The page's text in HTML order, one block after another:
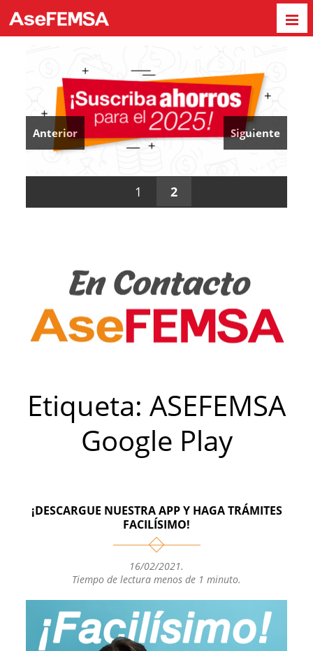
Anterior Siguiente
1 2
Etiqueta: ASEFEMSA
Google Play
¡DESCARGUE NUESTRA APP Y HAGA TRÁMITES
FACILÍSIMO!
16/02/2021.
Tiempo de lectura menos de 1 minuto.